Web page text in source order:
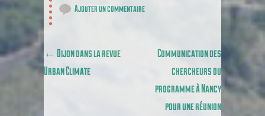
Ajouter un commentaire
Poster navigation
← Dijon dans la revue
Urban Climate
Communication des
chercheurs du
programme à Nancy
pour une réunion